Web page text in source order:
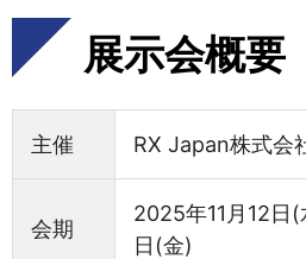
展示会概要
主催 RX Japan株式会
会期
2025年11月12日
日(金)